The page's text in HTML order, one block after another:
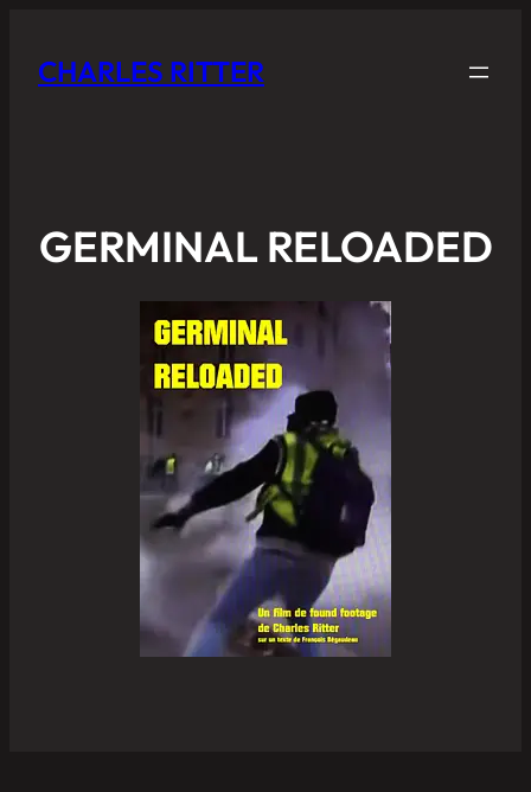
CHARLES RITTER
GERMINAL RELOADED